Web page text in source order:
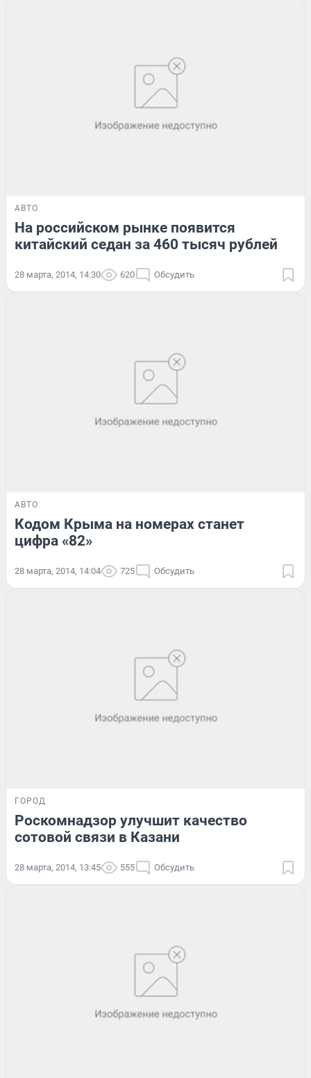
АВТО
На российском рынке появится
китайский седан за 460 тысяч рублей
28 марта, 2014, 14:30 620 Обсудить
АВТО
Кодом Крыма на номерах станет
цифра «82»
28 марта, 2014, 14:04 725 Обсудить
ГОРОД
Роскомнадзор улучшит качество
сотовой связи в Казани
28 марта, 2014, 13:45 555 Обсудить